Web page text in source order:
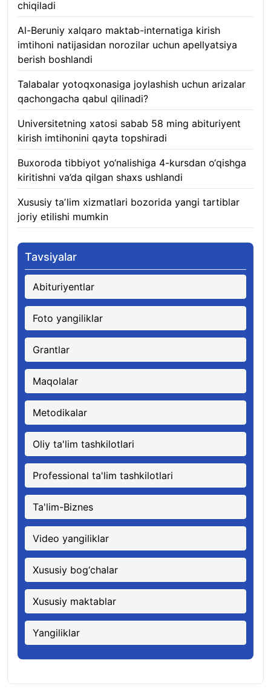
chiqiladi
Al-Beruniy xalqaro maktab-internatiga kirish
imtihoni natijasidan norozilar uchun apellyatsiya
berish boshlandi
Talabalar yotoqxonasiga joylashish uchun arizalar
qachongacha qabul qilinadi?
Universitetning xatosi sabab 58 ming abituriyent
kirish imtihonini qayta topshiradi
Buxoroda tibbiyot yo‘nalishiga 4-kursdan o‘qishga
kiritishni va’da qilgan shaxs ushlandi
Xususiy taʼlim xizmatlari bozorida yangi tartiblar
joriy etilishi mumkin
Tavsiyalar
Abituriyentlar
Foto yangiliklar
Grantlar
Maqolalar
Metodikalar
Oliy ta'lim tashkilotlari
Professional ta'lim tashkilotlari
Ta'lim-Biznes
Video yangiliklar
Xususiy bog‘chalar
Xususiy maktablar
Yangiliklar